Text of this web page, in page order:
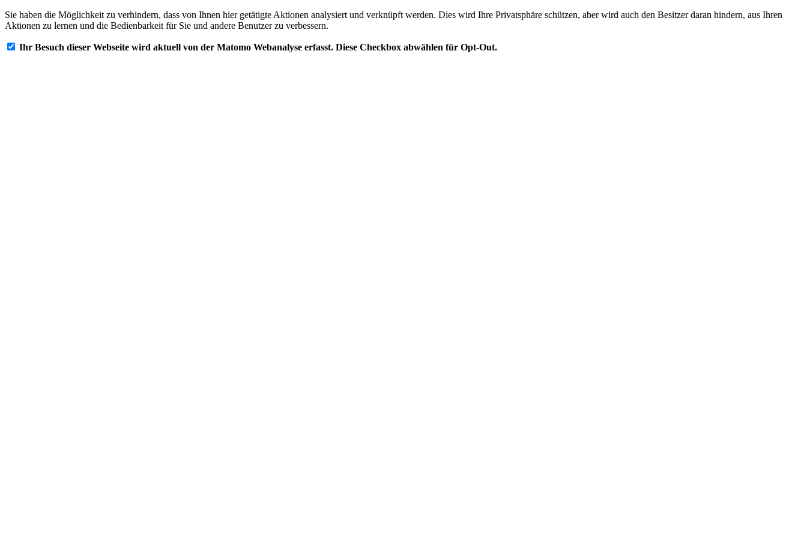
Sie haben die Möglichkeit zu verhindern, dass von Ihnen hier getätigte Aktionen analysiert und verknüpft werden. Dies wird Ihre Privatsphäre schützen, aber wird auch den Besitzer daran hindern, aus Ihren
Aktionen zu lernen und die Bedienbarkeit für Sie und andere Benutzer zu verbessern.
Ihr Besuch dieser Webseite wird aktuell von der Matomo Webanalyse erfasst. Diese Checkbox abwählen für Opt-Out.